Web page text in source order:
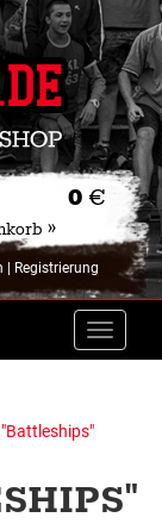
0 €
»
Registrierung
Toggle